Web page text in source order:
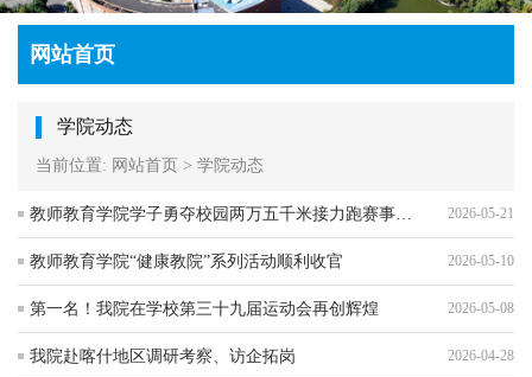
网站首页
学院动态
当前位置: 网站首页 > 学院动态
教师教育学院学子勇夺校园两万五千米接力跑赛事冠军 2026-05-21
教师教育学院“健康教院”系列活动顺利收官 2026-05-10
第一名！我院在学校第三十九届运动会再创辉煌 2026-05-08
我院赴喀什地区调研考察、访企拓岗 2026-04-28